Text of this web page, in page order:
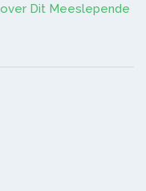
Dit Meeslepende